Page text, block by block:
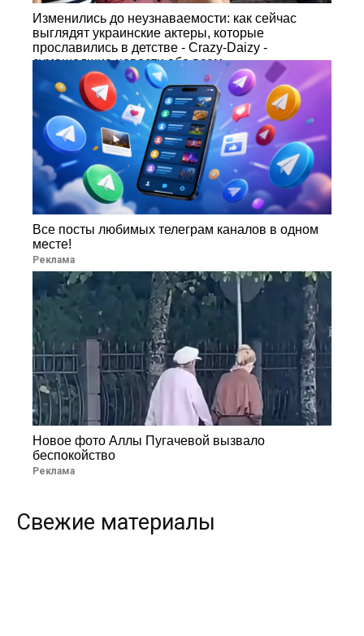
Изменились до неузнаваемости: как сейчас
выглядят украинские актеры, которые
прославились в детстве - Crazy-Daizy -
сумашедшие новости обо всем
Все посты любимых телеграм каналов в одном
месте!
Реклама
Новое фото Аллы Пугачевой вызвало
беспокойство
Реклама
Свежие материалы